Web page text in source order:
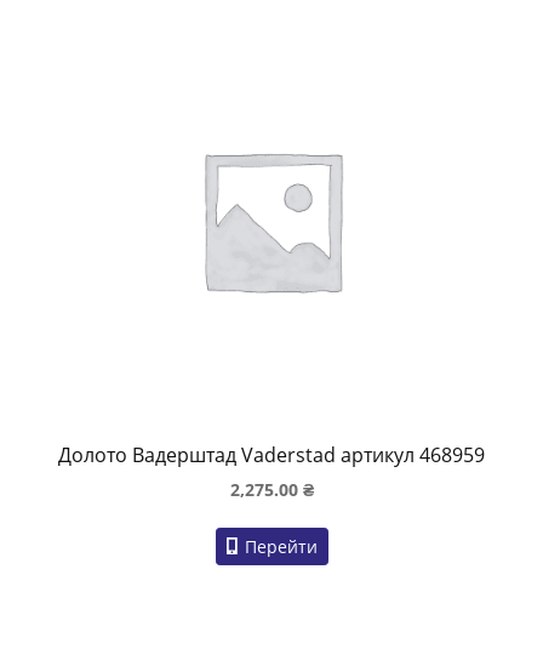
Долото Вадерштад Vaderstad артикул 468959
2,275.00 ₴
Перейти